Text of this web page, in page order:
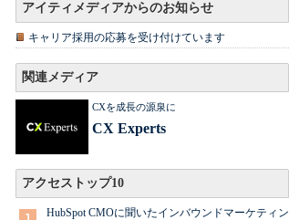
アイティメディアからのお知らせ
キャリア採用の応募を受け付けています
関連メディア
CXを成長の源泉に
CX Experts
アクセストップ10
HubSpot CMOに聞いたインバウンドマーケティン